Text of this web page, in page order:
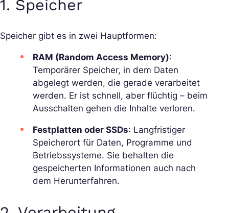
1. Speicher
Speicher gibt es in zwei Hauptformen:
RAM (Random Access Memory):
Temporärer Speicher, in dem Daten
abgelegt werden, die gerade verarbeitet
werden. Er ist schnell, aber flüchtig – beim
Ausschalten gehen die Inhalte verloren.
Festplatten oder SSDs: Langfristiger
Speicherort für Daten, Programme und
Betriebssysteme. Sie behalten die
gespeicherten Informationen auch nach
dem Herunterfahren.